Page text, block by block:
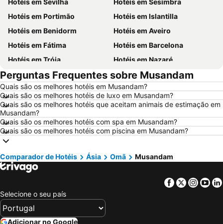
Hotéis em Sevilha
Hotéis em Sesimbra
Hotéis em Portimão
Hotéis em Islantilla
Hotéis em Benidorm
Hotéis em Aveiro
Hotéis em Fátima
Hotéis em Barcelona
Hotéis em Tróia
Hotéis em Nazaré
Hotéis em Évora
Hotéis em Peniche
Hotéis em Porto Santo
Hotéis em Isla Canela
Hotéis em Sangenjo
Hotéis em Vila Nova de Milfontes
Hotéis em Vilamoura
Hotéis em Vigo
Hotéis em Roma
Hotéis em Espanha
Hotéis em Maiorca
Hotéis em Andaluzia
Hotéis em Minorca
Hotéis em Ilha do Sal
Hotéis em Galiza
Hotéis em Douro
Hotéis em Serra da Estrela
Perguntas Frequentes sobre Musandam
Quais são os melhores hotéis em Musandam?
Quais são os melhores hotéis de luxo em Musandam?
Quais são os melhores hotéis que aceitam animais de estimação em
Musandam?
Quais são os melhores hotéis com spa em Musandam?
Quais são os melhores hotéis com piscina em Musandam?
Comparador de Hotéis Ásia Omã Musandam
Facebook
Twitter
Selecione o seu país
Adicionar no Google